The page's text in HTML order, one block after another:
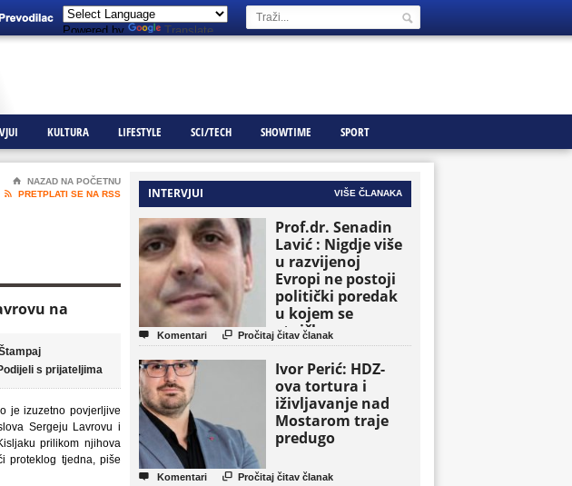
Powered by Translate
KULTURA LIFESTYLE SCI/TECH SHOWTIME SPORT
⌂
NAZAD NA POČETNU

PRETPLATI SE NA RSS
na
s prijateljima
je izuzetno povjerljive
Sergeju Lavrovu i
prilikom njihova
proteklog tjedna, piše
INTERVJUI VIŠE ČLANAKA
Prof.dr. Senadin
Lavić : Nigdje više
u razvijenoj
Evropi ne postoji
politički poredak
u kojem se
etničke grupe
pojavljuju kao
osnovne političke
jedinice
 Komentari  Pročitaj čitav članak
Ivor Perić: HDZ-
ova tortura i
iživljavanje nad
Mostarom traje
predugo
 Komentari  Pročitaj čitav članak